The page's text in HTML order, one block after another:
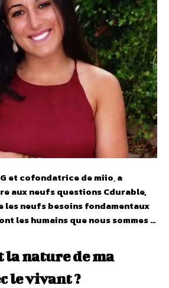
et cofondatrice de miio,a
aux neufs questions Cdurable,
les neufs besoins fondamentaux
les humains que nous sommes …
la nature de ma
le vivant ?